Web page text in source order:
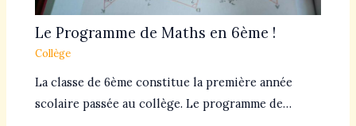
Le Programme de Maths en 6ème !
Collège
La classe de 6ème constitue la première année
scolaire passée au collège. Le programme de…